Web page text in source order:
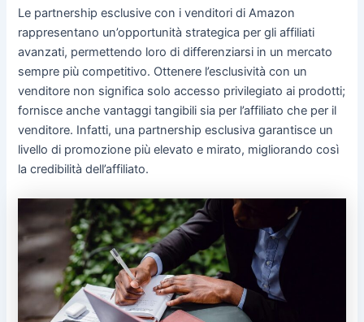
Le partnership esclusive con i venditori di Amazon
rappresentano un’opportunità strategica per gli affiliati
avanzati, permettendo loro di differenziarsi in un mercato
sempre più competitivo. Ottenere l’esclusività con un
venditore non significa solo accesso privilegiato ai prodotti;
fornisce anche vantaggi tangibili sia per l’affiliato che per il
venditore. Infatti, una partnership esclusiva garantisce un
livello di promozione più elevato e mirato, migliorando così
la credibilità dell’affiliato.